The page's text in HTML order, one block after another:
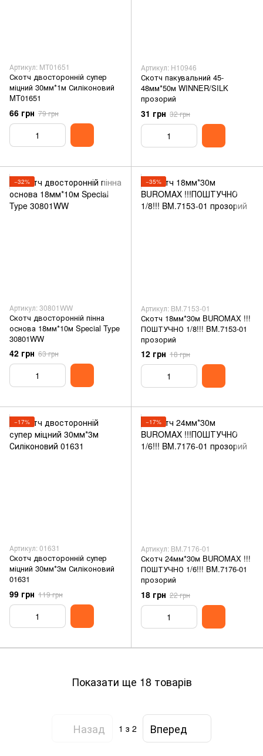
Артикул: MT01651
Скотч двосторонній супер
міцний 30мм*1м Силіконовий
MT01651
66 грн 79 грн
Артикул: H10946
Скотч пакувальний 45-
48мм*50м WINNER/SILK
прозорий
31 грн 32 грн
−32%
Артикул: 30801WW
Скотч двосторонній пінна
основа 18мм*10м Special Type
30801WW
42 грн 63 грн
−35%
Артикул: BM.7153-01
Скотч 18мм*30м BUROMAX !!!
ПОШТУЧНО 1/8!!! BM.7153-01
прозорий
12 грн 18 грн
−17%
Артикул: 01631
Скотч двосторонній супер
міцний 30мм*3м Силіконовий
01631
99 грн 119 грн
−17%
Артикул: BM.7176-01
Скотч 24мм*30м BUROMAX !!!
ПОШТУЧНО 1/6!!! BM.7176-01
прозорий
18 грн 22 грн
Показати ще 18 товарів
Назад 1 з 2 Вперед